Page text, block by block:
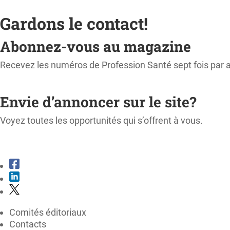
Gardons le contact!
Abonnez-vous au magazine
Recevez les numéros de Profession Santé sept fois par
Envie d’annoncer sur le site?
Voyez toutes les opportunités qui s’offrent à vous.
Comités éditoriaux
Contacts